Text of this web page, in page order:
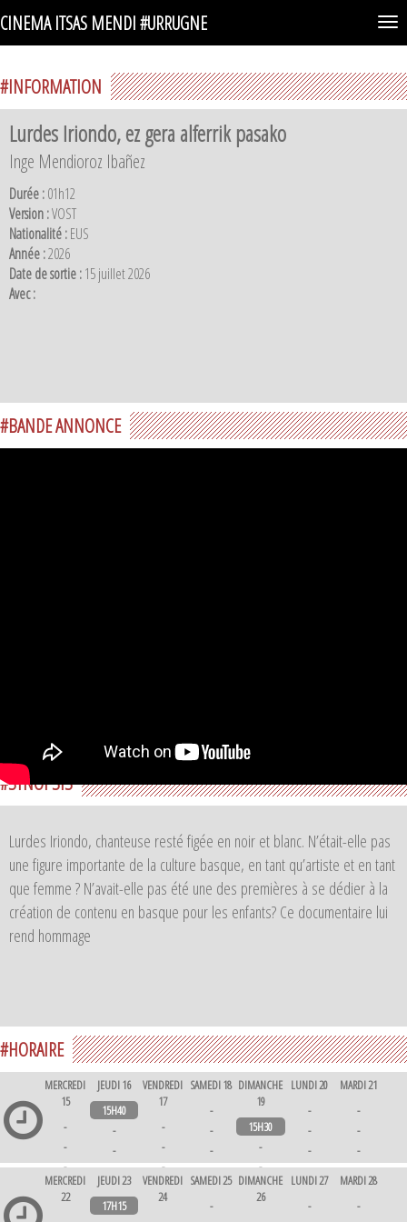
CINEMA ITSAS MENDI #URRUGNE
#INFORMATION
Lurdes Iriondo, ez gera alferrik pasako
Inge Mendioroz Ibañez
Durée :01h12
Version :VOST
Nationalité :EUS
Année :2026
Date de sortie :15 juillet 2026
Avec :
#BANDE ANNONCE
#SYNOPSIS
Lurdes Iriondo, chanteuse resté figée en noir et blanc. N’était-elle pas
une figure importante de la culture basque, en tant qu’artiste et en tant
que femme ? N’avait-elle pas été une des premières à se dédier à la
création de contenu en basque pour les enfants? Ce documentaire lui
rend hommage
#HORAIRE
MERCREDI
15
-
-
-
-
-
JEUDI 16
15H40
-
-
-
-
-
VENDREDI
17
-
-
-
-
-
SAMEDI 18
-
-
-
-
-
-
DIMANCHE
19
15H30
-
-
-
-
LUNDI 20
-
-
-
-
-
-
MARDI 21
-
-
-
-
-
-
MERCREDI
22
JEUDI 23
17H15
VENDREDI
24
SAMEDI 25
-
DIMANCHE
26
LUNDI 27
-
MARDI 28
-